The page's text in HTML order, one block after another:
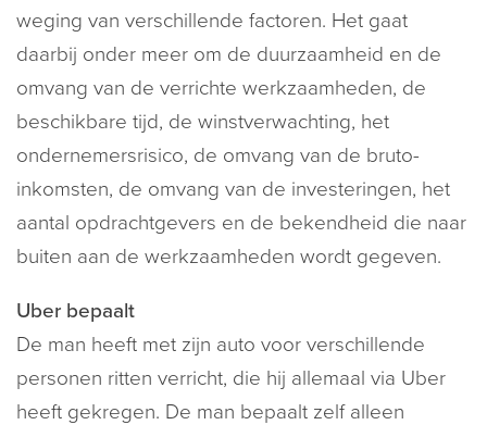
weging van verschillende factoren. Het gaat
daarbij onder meer om de duurzaamheid en de
omvang van de verrichte werkzaamheden, de
beschikbare tijd, de winstverwachting, het
ondernemersrisico, de omvang van de bruto-
inkomsten, de omvang van de investeringen, het
aantal opdrachtgevers en de bekendheid die naar
buiten aan de werkzaamheden wordt gegeven.
Uber bepaalt
De man heeft met zijn auto voor verschillende
personen ritten verricht, die hij allemaal via Uber
heeft gekregen. De man bepaalt zelf alleen